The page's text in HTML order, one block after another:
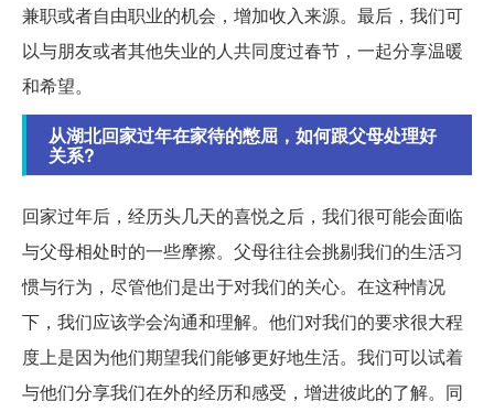
兼职或者自由职业的机会，增加收入来源。最后，我们可
以与朋友或者其他失业的人共同度过春节，一起分享温暖
和希望。
从湖北回家过年在家待的憋屈，如何跟父母处理好
关系?
回家过年后，经历头几天的喜悦之后，我们很可能会面临
与父母相处时的一些摩擦。父母往往会挑剔我们的生活习
惯与行为，尽管他们是出于对我们的关心。在这种情况
下，我们应该学会沟通和理解。他们对我们的要求很大程
度上是因为他们期望我们能够更好地生活。我们可以试着
与他们分享我们在外的经历和感受，增进彼此的了解。同